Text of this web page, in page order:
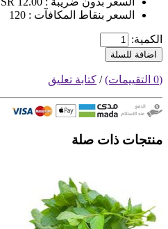
السعر بنقاط المكافآت : 120
الكمية:
اضافة للسلة
(0 التقييمات) / كتابة تعليق
منتجات ذات صلة